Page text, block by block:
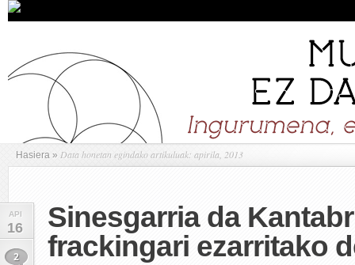
Hasiera » Data honetan egindako artikuluak: apirila, 2013
API
16
2
Sinesgarria da
frackingari ezarritako